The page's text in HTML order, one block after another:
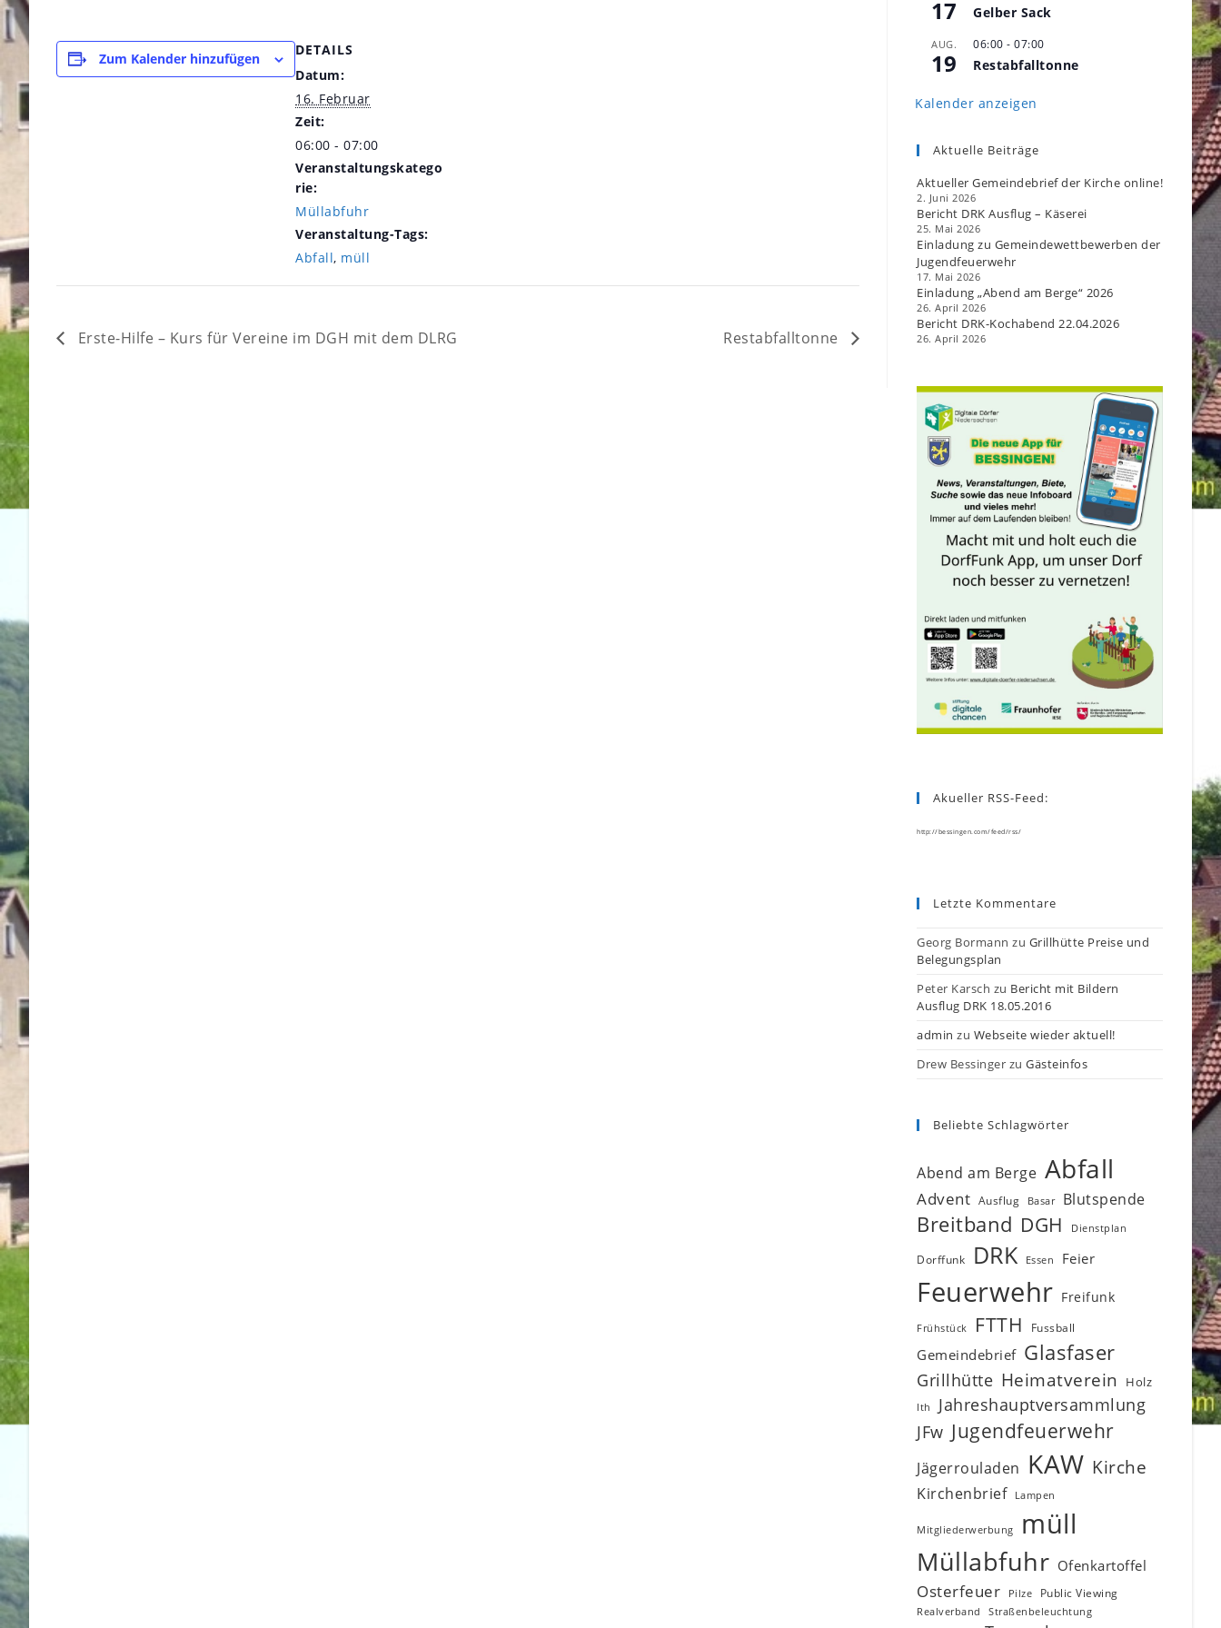
Zum Kalender hinzufügen
DETAILS
Datum:
16. Februar
Zeit:
06:00 - 07:00
Veranstaltungskatego
rie:
Müllabfuhr
Veranstaltung-Tags:
Abfall, müll
Erste-Hilfe – Kurs für Vereine im DGH mit dem DLRG Restabfalltonne
17 Gelber Sack
AUG.
19
06:00 - 07:00
Restabfalltonne
Kalender anzeigen
Aktuelle Beiträge
Aktueller Gemeindebrief der Kirche online!
2. Juni 2026
Bericht DRK Ausflug – Käserei
25. Mai 2026
Einladung zu Gemeindewettbewerben der
Jugendfeuerwehr
17. Mai 2026
Einladung „Abend am Berge“ 2026
26. April 2026
Bericht DRK-Kochabend 22.04.2026
26. April 2026
Akueller RSS-Feed:
http://bessingen.com/feed/rss/
Letzte Kommentare
Georg Bormann zu Grillhütte Preise und
Belegungsplan
Peter Karsch zu Bericht mit Bildern
Ausflug DRK 18.05.2016
admin zu Webseite wieder aktuell!
Drew Bessinger zu Gästeinfos
Beliebte Schlagwörter
Abend am Berge Abfall
Advent Ausflug Basar Blutspende
Breitband DGH Dienstplan
Dorffunk DRK Essen Feier
Feuerwehr Freifunk
Frühstück FTTH Fussball
Gemeindebrief Glasfaser
Grillhütte Heimatverein Holz
Ith
Jahreshauptversammlung
JFw Jugendfeuerwehr
Jägerrouladen KAW Kirche
Kirchenbrief Lampen
Mitgliederwerbung müll
Müllabfuhr Ofenkartoffel
Osterfeuer Pilze Public Viewing
Realverband Straßenbeleuchtung